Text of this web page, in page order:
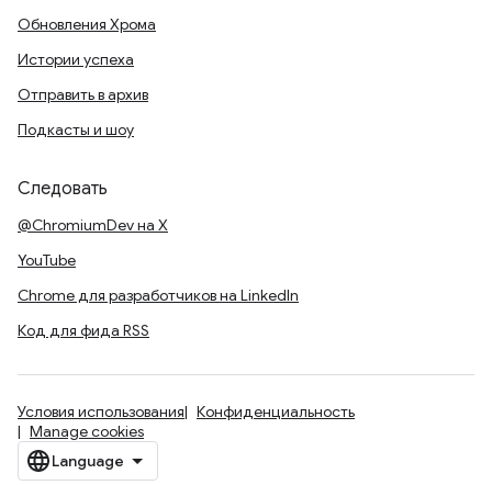
Обновления Хрома
Истории успеха
Отправить в архив
Подкасты и шоу
Следовать
@ChromiumDev на X
YouTube
Chrome для разработчиков на LinkedIn
Код для фида RSS
Условия использования
Конфиденциальность
Manage cookies